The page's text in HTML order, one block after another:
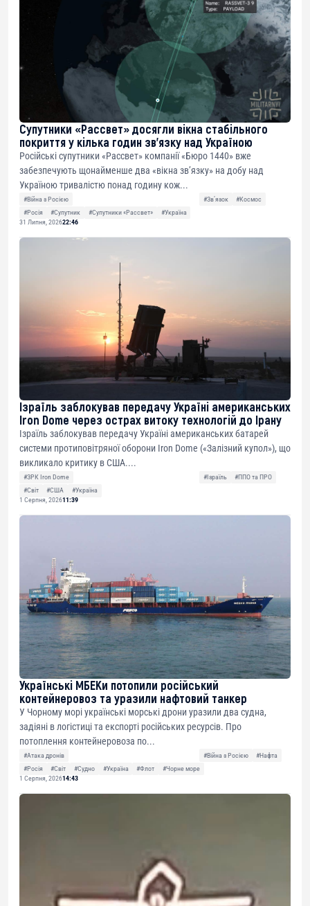
Супутники «Рассвет» досягли вікна стабільного
покриття у кілька годин зв’язку над Україною
Російські супутники «Рассвет» компанії «Бюро 1440» вже
забезпечують щонайменше два «вікна зв’язку» на добу над
Україною тривалістю понад годину кож...
#Війна з Росією #Звʼязок
#Космос
#Росія
#Супутник #Супутники «Рассвет»
#Україна
31 Липня, 202622:46
Ізраїль заблокував передачу Україні американських
Iron Dome через острах витоку технологій до Ірану
Ізраїль заблокував передачу Україні американських батарей
системи протиповітряної оборони Iron Dome («Залізний купол»), що
викликало критику в США....
#ЗРК Iron Dome #Ізраїль
#ППО та ПРО
#Світ
#США
#Україна
1 Серпня, 202611:39
Українські МБЕКи потопили російський
контейнеровоз та уразили нафтовий танкер
У Чорному морі українські морські дрони уразили два судна,
задіяні в логістиці та експорті російських ресурсів. Про
потоплення контейнеровоза по...
#Атака дронів #Війна з Росією
#Нафта
#Росія
#Світ #Судно #Україна #Флот
#Чорне море
1 Серпня, 202614:43